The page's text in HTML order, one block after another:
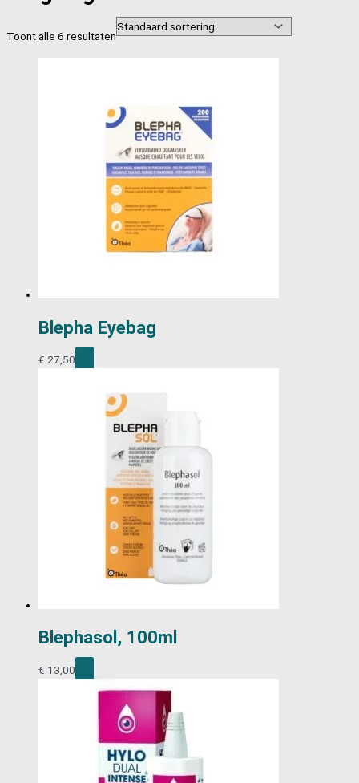
Toont alle 6 resultaten
Blepha Eyebag
€ 27,50
Blephasol, 100ml
€ 13,00